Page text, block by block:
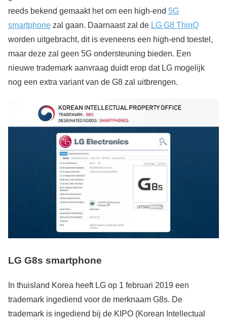
reeds bekend gemaakt het om een high-end 5G
smartphone zal gaan. Daarnaast zal de LG G8 ThinQ
worden uitgebracht, dit is eveneens een high-end toestel,
maar deze zal geen 5G ondersteuning bieden. Een
nieuwe trademark aanvraag duidt erop dat LG mogelijk
nog een extra variant van de G8 zal uitbrengen.
LG G8s smartphone
In thuisland Korea heeft LG op 1 februari 2019 een
trademark ingediend voor de merknaam G8s. De
trademark is ingediend bij de KIPO (Korean Intellectual